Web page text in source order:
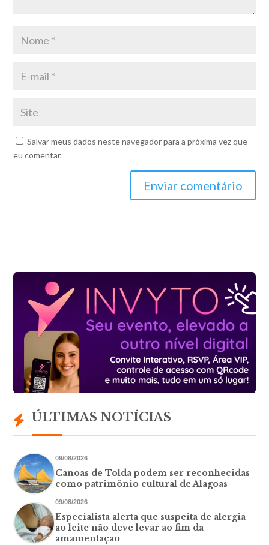
Salvar meus dados neste navegador para a próxima vez que
eu comentar.
Enviar comentário
ÚLTIMAS NOTÍCIAS
09/08/2026
Canoas de Tolda podem ser reconhecidas
como patrimônio cultural de Alagoas
09/08/2026
Especialista alerta que suspeita de alergia
ao leite não deve levar ao fim da
amamentação